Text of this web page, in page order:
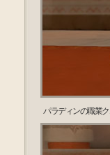
パラディンの職業